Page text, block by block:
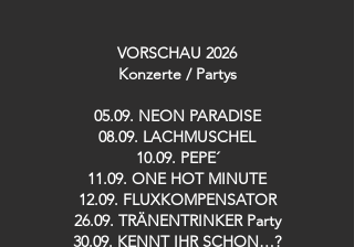
VORSCHAU 2026
Konzerte / Partys​
05.09. NEON PARADISE
08.09. LACHMUSCHEL
10.09. PEPE´
11.09. ONE HOT MINUTE
12.09. FLUXKOMPENSATOR
26.09. TRÄNENTRINKER Party
30.09. KENNT IHR SCHON…?